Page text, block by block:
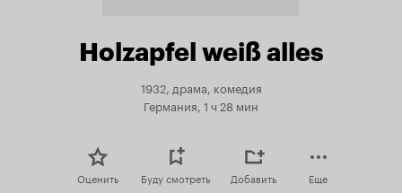
Holzapfel weiß alles
1932, драма, комедия
Германия, 1 ч 28 мин
Оценить Буду смотреть Добавить Еще